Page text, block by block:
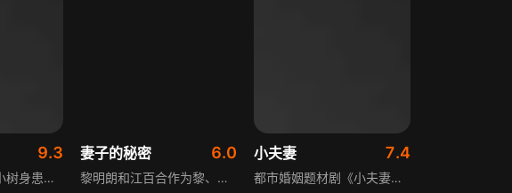
9.3
现代网文作家夏小树身患绝症，临终前未能完成最后一部长篇小说，带着遗憾离世，却意外穿越进自己笔下的世界，成为书中的明月公主。夏小树步步为营，一次次改写危机。当夏小树耗尽预知，失去剧本掌控，她和萧景琰的命运急转直下。萧景琰被逼另娶他人，两人被迫私奔，却在曙光初现时遭遇追兵——夏小树中箭身亡，萧景琰抱着她痛不欲生。十年后，登基为帝的萧景琰在上元灯会上，遇见一个提着兔子灯的姑娘，与当年的明月一模一样……
妻子的秘密 6.0
黎明朗和江百合作为黎、江两大集团的继承人，即将订婚，一场完美婚姻却在一日之间沦为悲剧前奏。订婚当日变故夺去百合父母生命，她临危受命挑起江氏重担，明朗不顾家人反对将她接进黎家。黎母想赶走百合，秘书宁夏誓夺回明朗，大哥黎天图谋篡夺黎氏家产，三个家庭命运就此牵动。千万巨债、身世之谜、婆媳之争、丧子之痛等接踵而至，明朗与百合的爱情历经重重危机，迷失的错爱能否被真情指引。
小夫妻 7.4
都市婚姻题材剧《小夫妻》围绕经营十年婚姻的周全与车莉展开，原本家庭美满的二人突遭变故：周全怀才不遇还意外被裁员，车莉则被迫赶鸭子上架仓促创业，不可预期的生活变动让他们的婚姻陷入僵局。而立之年的两人，在现实压力与情感拉扯中挣扎，面临诸多矛盾与考验，他们能否重新调整生活节奏，修复婚姻关系，回到幸福生活的轨道，是该剧的核心看点。